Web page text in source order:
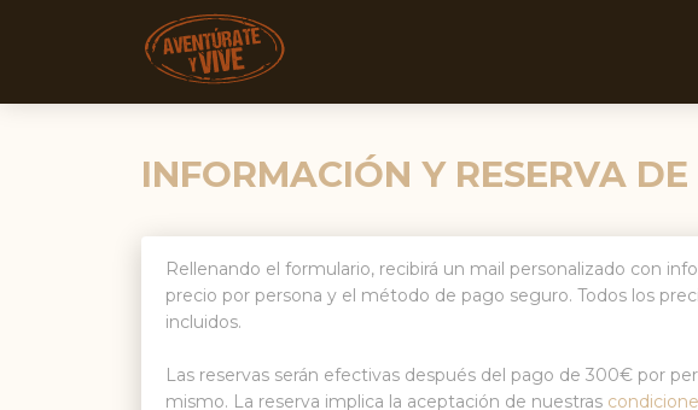
AVENTÚRATE Y VIVE
INFORMACIÓN Y RESERVA
Rellenando el formulario, recibirá un mail personalizado con
precio por persona y el método de pago seguro. Todos los
incluidos.
Las reservas serán efectivas después del pago de 300€ por
mismo. La reserva implica la aceptación de nuestras